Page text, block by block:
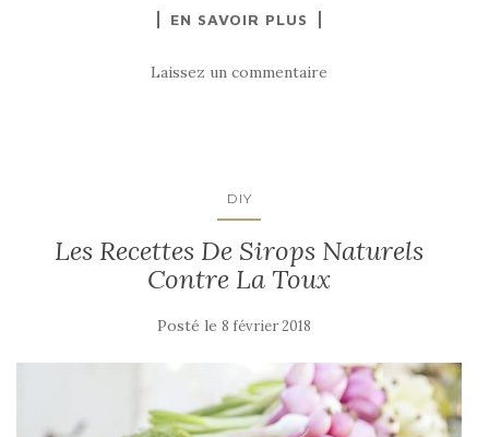
EN SAVOIR PLUS
Laissez un commentaire
DIY
Les Recettes De Sirops Naturels
Contre La Toux
Posté le 8 février 2018